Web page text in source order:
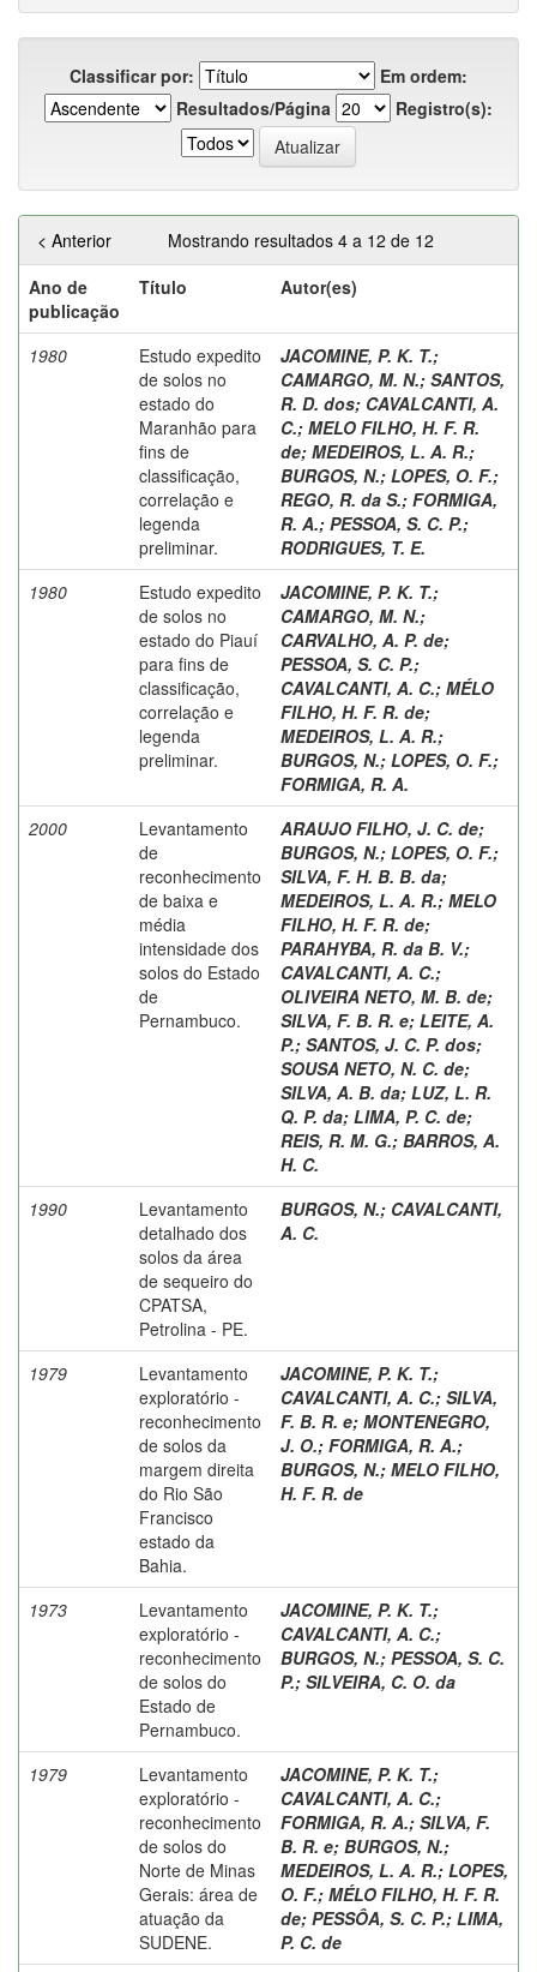
Classificar por:
Em ordem:
Resultados/Página
Registro(s):
Mostrando resultados 4 a 12 de 12
< Anterior
Ano de
publicação
Título Autor(es)
1980
Estudo expedito
de solos no
estado do
Maranhão para
fins de
classificação,
correlação e
legenda
preliminar.
JACOMINE, P. K. T.;
CAMARGO, M. N.; SANTOS,
R. D. dos; CAVALCANTI, A.
C.; MELO FILHO, H. F. R.
de; MEDEIROS, L. A. R.;
BURGOS, N.; LOPES, O. F.;
REGO, R. da S.; FORMIGA,
R. A.; PESSOA, S. C. P.;
RODRIGUES, T. E.
1980
Estudo expedito
de solos no
estado do Piauí
para fins de
classificação,
correlação e
legenda
preliminar.
JACOMINE, P. K. T.;
CAMARGO, M. N.;
CARVALHO, A. P. de;
PESSOA, S. C. P.;
CAVALCANTI, A. C.; MÉLO
FILHO, H. F. R. de;
MEDEIROS, L. A. R.;
BURGOS, N.; LOPES, O. F.;
FORMIGA, R. A.
2000
Levantamento
de
reconhecimento
de baixa e
média
intensidade dos
solos do Estado
de
Pernambuco.
ARAUJO FILHO, J. C. de;
BURGOS, N.; LOPES, O. F.;
SILVA, F. H. B. B. da;
MEDEIROS, L. A. R.; MELO
FILHO, H. F. R. de;
PARAHYBA, R. da B. V.;
CAVALCANTI, A. C.;
OLIVEIRA NETO, M. B. de;
SILVA, F. B. R. e; LEITE, A.
P.; SANTOS, J. C. P. dos;
SOUSA NETO, N. C. de;
SILVA, A. B. da; LUZ, L. R.
Q. P. da; LIMA, P. C. de;
REIS, R. M. G.; BARROS, A.
H. C.
1990
Levantamento
detalhado dos
solos da área
de sequeiro do
CPATSA,
Petrolina - PE.
BURGOS, N.; CAVALCANTI,
A. C.
1979
Levantamento
exploratório -
reconhecimento
de solos da
margem direita
do Rio São
Francisco
estado da
Bahia.
JACOMINE, P. K. T.;
CAVALCANTI, A. C.; SILVA,
F. B. R. e; MONTENEGRO,
J. O.; FORMIGA, R. A.;
BURGOS, N.; MELO FILHO,
H. F. R. de
1973
Levantamento
exploratório -
reconhecimento
de solos do
Estado de
Pernambuco.
JACOMINE, P. K. T.;
CAVALCANTI, A. C.;
BURGOS, N.; PESSOA, S. C.
P.; SILVEIRA, C. O. da
1979
Levantamento
exploratório -
reconhecimento
de solos do
Norte de Minas
Gerais: área de
atuação da
SUDENE.
JACOMINE, P. K. T.;
CAVALCANTI, A. C.;
FORMIGA, R. A.; SILVA, F.
B. R. e; BURGOS, N.;
MEDEIROS, L. A. R.; LOPES,
O. F.; MÉLO FILHO, H. F. R.
de; PESSÔA, S. C. P.; LIMA,
P. C. de